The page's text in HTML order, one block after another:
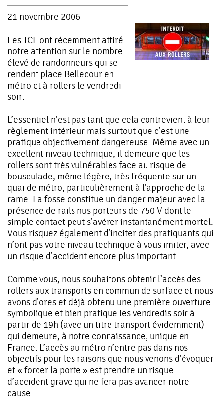
21 novembre 2006
Les TCL ont récemment attiré
notre attention sur le nombre
élevé de randonneurs qui se
rendent place Bellecour en
métro et à rollers le vendredi
soir.
L’essentiel n’est pas tant que cela contrevient à leur
règlement intérieur mais surtout que c’est une
pratique objectivement dangereuse. Même avec un
excellent niveau technique, il demeure que les
rollers sont très vulnérables face au risque de
bousculade, même légère, très fréquente sur un
quai de métro, particulièrement à l’approche de la
rame. La fosse constitue un danger majeur avec la
présence de rails nus porteurs de 750 V dont le
simple contact peut s’avérer instantanément mortel.
Vous risquez également d’inciter des pratiquants qui
n’ont pas votre niveau technique à vous imiter, avec
un risque d’accident encore plus important.
Comme vous, nous souhaitons obtenir l’accès des
rollers aux transports en commun de surface et nous
avons d’ores et déjà obtenu une première ouverture
symbolique et bien pratique les vendredis soir à
partir de 19h (avec un titre transport évidemment)
qui demeure, à notre connaissance, unique en
France. L’accès au métro n’entre pas dans nos
objectifs pour les raisons que nous venons d’évoquer
et « forcer la porte » est prendre un risque
d’accident grave qui ne fera pas avancer notre
cause.